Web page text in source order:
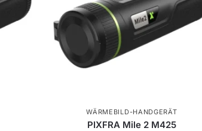
WÄRMEBILD-HANDGERÄT
PIXFRA Mile 2 M425